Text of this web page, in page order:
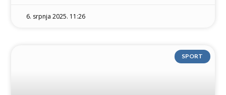
6. srpnja 2025. 11:26
SPORT